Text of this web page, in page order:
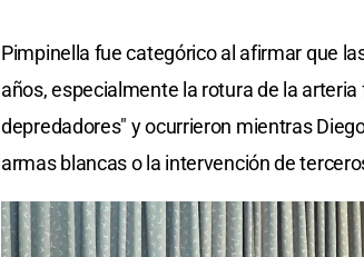
Pimpinella fue categórico al afirmar que
años, especialmente la rotura de la
depredadores" y ocurrieron mientras
armas blancas o la intervención de